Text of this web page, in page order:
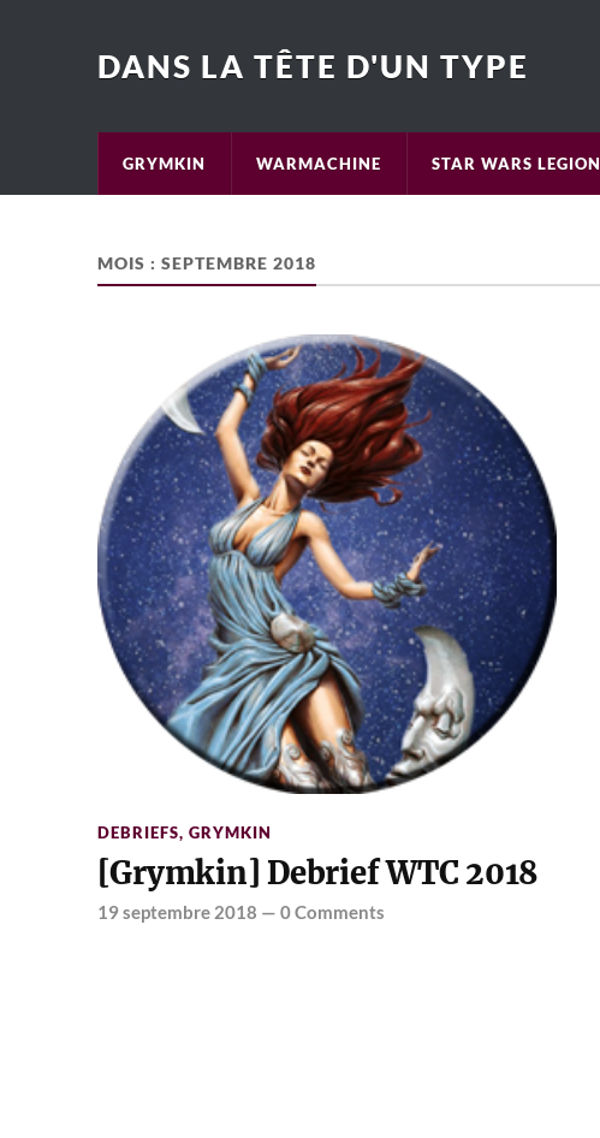
DANS LA TÊTE D'UN TYPE
GRYMKIN WARMACHINE STAR WARS LEGION
MOIS : SEPTEMBRE 2018
DEBRIEFS, GRYMKIN
[Grymkin] Debrief WTC 2018
19 septembre 2018 — 0 Comments